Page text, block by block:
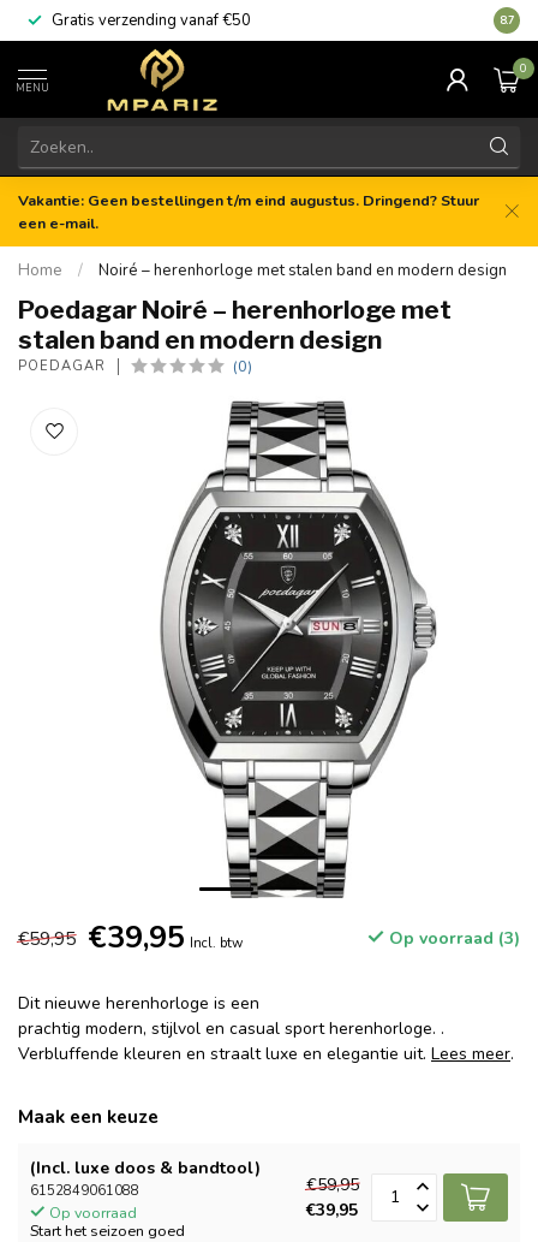
Gratis verzending vanaf €50 8.7
MENU
0
Vakantie: Geen bestellingen t/m eind augustus. Dringend? Stuur
een e-mail.
Home / Noiré – herenhorloge met stalen band en modern design
Poedagar Noiré – herenhorloge met
stalen band en modern design
POEDAGAR (0)
€59,95 €39,95 Incl. btw Op voorraad (3)
Dit nieuwe herenhorloge is een
prachtig modern, stijlvol en casual sport herenhorloge. .
Verbluffende kleuren en straalt luxe en elegantie uit. Lees meer.
Maak een keuze
(Incl. luxe doos & bandtool)
6152849061088
Op voorraad
Start het seizoen goed
€59,95
€39,95